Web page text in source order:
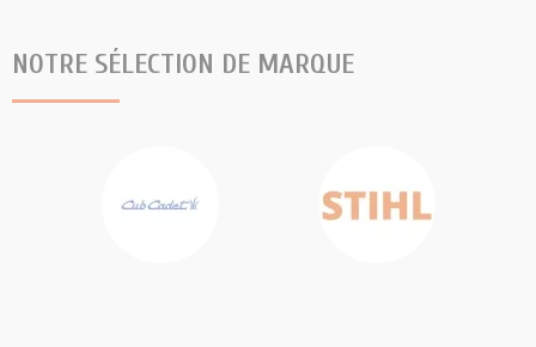
NOTRE SÉLECTION DE MARQUE